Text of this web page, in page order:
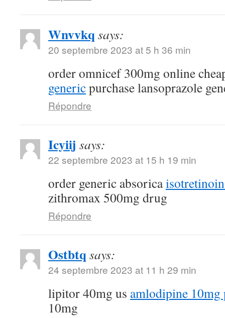
Wnvvkq says:
20 septembre 2023 at 5 h 36 min
order omnicef 300mg online
genericpurchase lansoprazole
Répondre
Icyiij says:
22 septembre 2023 at 15 h 19 min
order generic absorica
zithromax 500mg drug
Répondre
Ostbtq says:
24 septembre 2023 at 11 h 29 min
lipitor 40mg us amlodipine
10mg